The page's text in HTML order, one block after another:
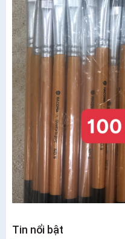
Tin nổi bật